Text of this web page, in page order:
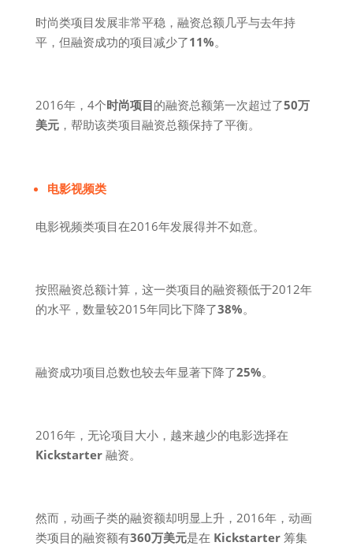
时尚类项目发展非常平稳，融资总额几乎与去年持
平，但融资成功的项目减少了11%。
2016年，4个时尚项目的融资总额第一次超过了50万
美元，帮助该类项目融资总额保持了平衡。
电影视频类
电影视频类项目在2016年发展得并不如意。
按照融资总额计算，这一类项目的融资额低于2012年
的水平，数量较2015年同比下降了38%。
融资成功项目总数也较去年显著下降了25%。
2016年，无论项目大小，越来越少的电影选择在
Kickstarter融资。
然而，动画子类的融资额却明显上升，2016年，动画
类项目的融资额有360万美元是在 Kickstarter筹集